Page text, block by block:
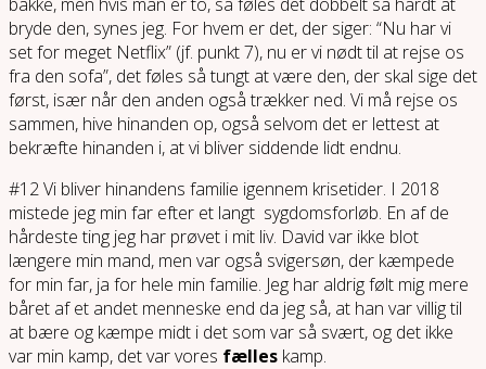
bryde den, synes jeg. For hvem er det, der siger: “Nu har vi
set for meget Netflix” (jf. punkt 7), nu er vi nødt til at rejse os
fra den sofa”, det føles så tungt at være den, der skal sige det
først, især når den anden også trækker ned. Vi må rejse os
sammen, hive hinanden op, også selvom det er lettest at
bekræfte hinanden i, at vi bliver siddende lidt endnu.
#12 Vi bliver hinandens familie igennem krisetider. I 2018
mistede jeg min far efter et langt sygdomsforløb. En af de
hårdeste ting jeg har prøvet i mit liv. David var ikke blot
længere min mand, men var også svigersøn, der kæmpede
for min far, ja for hele min familie. Jeg har aldrig følt mig mere
båret af et andet menneske end da jeg så, at han var villig til
at bære og kæmpe midt i det som var så svært, og det ikke
var min kamp, det var vores fælles kamp.